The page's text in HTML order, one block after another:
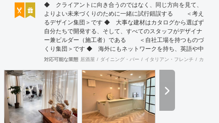
◆ クライアントに向き合うのではなく、同じ方向を見て、
よりよい未来づくりのために一緒に試行錯誤する ＜考え
るデザイン集団＞です ◆ 大事な建材はカタログから選ばず
自分たちで開発する、そして、すべてのスタッフがデザイナ
ー兼ビルダー（施工者）である ＜自社工場を持つものづ
くり集団＞です ◆ 海外にもネットワークを持ち、英語や中
国語に堪能なスタッフたちが、海外から国内への出店をスム
工案件、設計＋造作物の案件、施工案件、造作物制作など、
多様な請負形態が可能です。工場では金属を中心にさまざま
な素材を用いた制作が可能で、例えば通常デザイン性とは無
縁な特定防火設備（鉄扉）などにも高いデザイン性を施すこ
とも可能です。 GRIDFRAME とりかえのきかない空間
https://gridframe.co.jp/ Synes(シネス) 霧のようなやわらか
対応可能な業態 居酒屋 ダイニング・バー イタリアン・フレンチ カフェ